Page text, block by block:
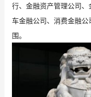
行、金融资产管理公司
车金融公司、消费金融
围。